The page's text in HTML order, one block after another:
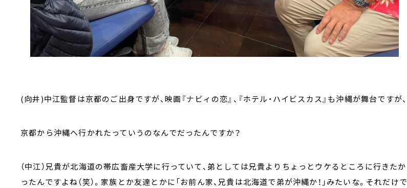
(向井)中江監督は京都のご出身ですが、映画『ナビィの恋』、『ホテル・ハイビスカス』も沖縄が舞台ですが、
京都から沖縄へ行かれたっていうのなんでだったんですか？
（中江）兄貴が北海道の帯広畜産大学に行っていて、弟としては兄貴よりちょっとウケるところに行きたか
ったんですよね（笑）。家族とか友達とかに「お前ん家、兄貴は北海道で弟が沖縄か！」みたいな。それだけで